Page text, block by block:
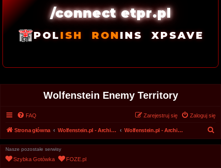
/connect etpr.pl
POL ISH RONINS XPSAVE
Wolfenstein Enemy Territory
FAQ Zaloguj się
Zarejestruj się
Strona główna Wolfenstein.pl - Archiwum forum 2008 - 2017 Wolfenstein.pl - Archiwum
Nasze pozostałe serwisy
Szybka Gotówka FOZE.pl